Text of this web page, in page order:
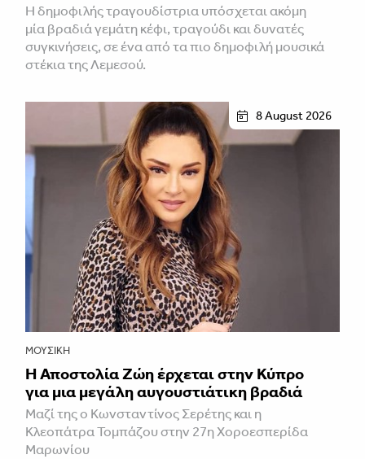
H δημοφιλής τραγουδίστρια υπόσχεται ακόμη
μία βραδιά γεμάτη κέφι, τραγούδι και δυνατές
συγκινήσεις, σε ένα από τα πιο δημοφιλή μουσικά
στέκια της Λεμεσού.
8 August 2026
ΜΟΥΣΙΚΉ
Η Αποστολία Ζώη έρχεται στην Κύπρο
για μια μεγάλη αυγουστιάτικη βραδιά
Μαζί της ο Κωνσταντίνος Σερέτης και η
Κλεοπάτρα Τομπάζου στην 27η Χοροεσπερίδα
Μαρωνίου